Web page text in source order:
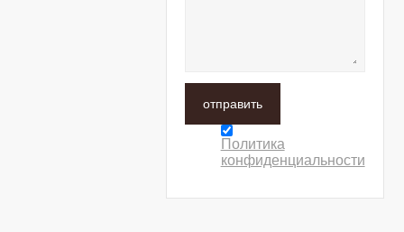
отправить
Политика
конфиденциальности